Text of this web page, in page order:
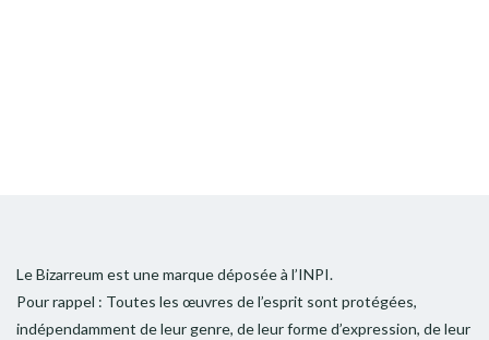
Le Bizarreum est une marque déposée à l’INPI.
Pour rappel : Toutes les œuvres de l’esprit sont protégées,
indépendamment de leur genre, de leur forme d’expression, de leur